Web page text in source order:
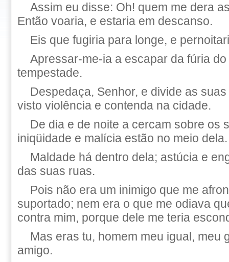
Assim eu disse: Oh! quem me dera
Então voaria, e estaria em descanso.
Eis que fugiria para longe, e
Apressar-me-ia a escapar da fúria
tempestade.
Despedaça, Senhor, e divide as
visto violência e contenda na cidade.
De dia e de noite a cercam sobre os
iniqüidade e malícia estão no meio dela.
Maldade há dentro dela; astúcia e
das suas ruas.
Pois não era um inimigo que me
suportado; nem era o que me odiava
contra mim, porque dele me teria
Mas eras tu, homem meu igual, meu
amigo.